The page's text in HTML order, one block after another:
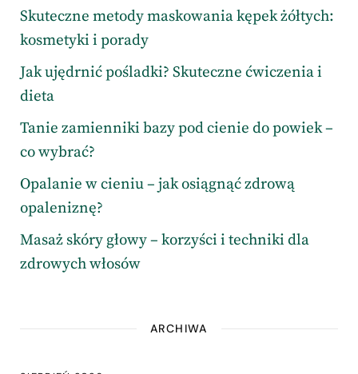
Skuteczne metody maskowania kępek żółtych:
kosmetyki i porady
Jak ujędrnić pośladki? Skuteczne ćwiczenia i
dieta
Tanie zamienniki bazy pod cienie do powiek –
co wybrać?
Opalanie w cieniu – jak osiągnąć zdrową
opaleniznę?
Masaż skóry głowy – korzyści i techniki dla
zdrowych włosów
ARCHIWA